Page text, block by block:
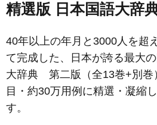
精選版 日本国語大辞
40年以上の年月と3000人を超
て完成した、日本が誇る最大
大辞典 第二版（全13巻+別巻
目・約30万用例に精選・凝縮
す。